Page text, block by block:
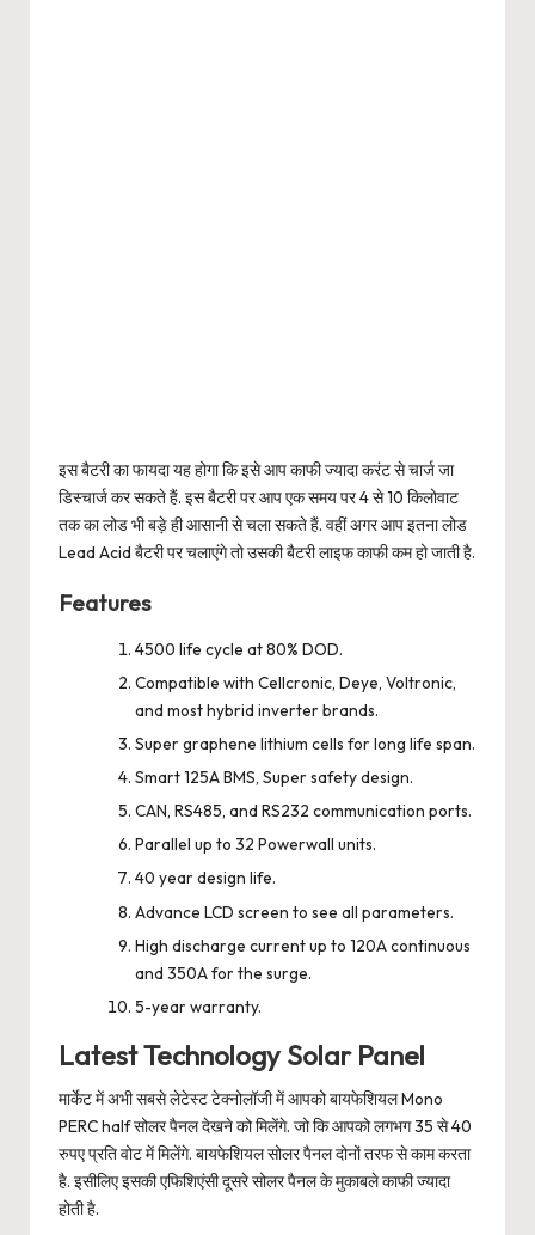
इस बैटरी का फायदा यह होगा कि इसे आप काफी ज्यादा करंट से चार्ज जा
डिस्चार्ज कर सकते हैं. इस बैटरी पर आप एक समय पर 4 से 10 किलोवाट
तक का लोड भी बड़े ही आसानी से चला सकते हैं. वहीं अगर आप इतना लोड
Lead Acid बैटरी पर चलाएंगे तो उसकी बैटरी लाइफ काफी कम हो जाती है.
Features
4500 life cycle at 80% DOD.
Compatible with Cellcronic, Deye, Voltronic,
and most hybrid inverter brands.
Super graphene lithium cells for long life span.
Smart 125A BMS, Super safety design.
CAN, RS485, and RS232 communication ports.
Parallel up to 32 Powerwall units.
40 year design life.
Advance LCD screen to see all parameters.
High discharge current up to 120A continuous
and 350A for the surge.
5-year warranty.
Latest Technology Solar Panel
मार्केट में अभी सबसे लेटेस्ट टेक्नोलॉजी में आपको बायफेशियल Mono
PERC half सोलर पैनल देखने को मिलेंगे. जो कि आपको लगभग 35 से 40
रुपए प्रति वोट में मिलेंगे. बायफेशियल सोलर पैनल दोनों तरफ से काम करता
है. इसीलिए इसकी एफिशिएंसी दूसरे सोलर पैनल के मुकाबले काफी ज्यादा
होती है.